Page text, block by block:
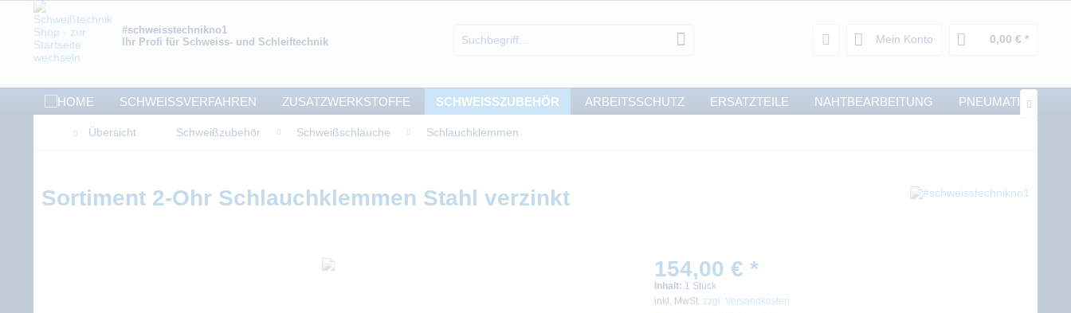
#schweisstechnikno1
Ihr Profi für Schweiss- und Schleiftechnik
Mein Konto 0,00 € *
SCHWEISSVERFAHREN ZUSATZWERKSTOFFE SCHWEISSZUBEHÖR ARBEITSSCHUTZ ERSATZTEILE NAHTBEARBEITUNG PNEUMATIK
Übersicht Schweißzubehör Schweißschläuche Schlauchklemmen
Sortiment 2-Ohr Schlauchklemmen Stahl verzinkt
154,00 € *
Inhalt: 1 Stück
inkl. MwSt. zzgl. Versandkosten